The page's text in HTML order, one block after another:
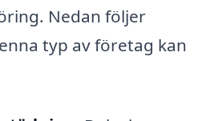
Nedan följer
typ av företag kan